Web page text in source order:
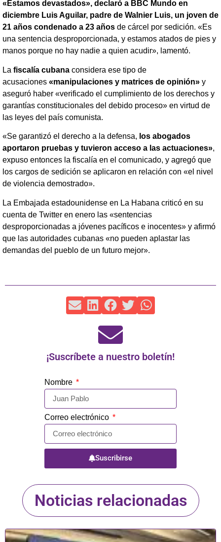
«Estamos devastados», declaró a BBC Mundo en
diciembre Luis Aguilar, padre de Walnier Luis, un joven de
21 años condenado a 23 años de cárcel por sedición. «Es
una sentencia desproporcionada, y estamos atados de pies y
manos porque no hay nadie a quien acudir», lamentó.
La fiscalía cubana considera ese tipo de
acusaciones «manipulaciones y matrices de opinión» y
aseguró haber «verificado el cumplimiento de los derechos y
garantías constitucionales del debido proceso» en virtud de
las leyes del país comunista.
«Se garantizó el derecho a la defensa, los abogados
aportaron pruebas y tuvieron acceso a las actuaciones»,
expuso entonces la fiscalía en el comunicado, y agregó que
los cargos de sedición se aplicaron en relación con «el nivel
de violencia demostrado».
La Embajada estadounidense en La Habana criticó en su
cuenta de Twitter en enero las «sentencias
desproporcionadas a jóvenes pacíficos e inocentes» y afirmó
que las autoridades cubanas «no pueden aplastar las
demandas del pueblo de un futuro mejor».
¡Suscríbete a nuestro boletín!
Nombre
Correo electrónico
Suscribirse
Noticias relacionadas